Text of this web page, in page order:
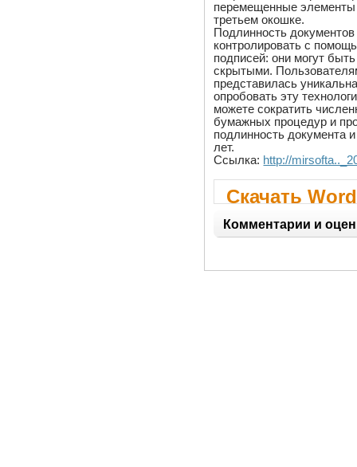
перемещенные
третьем окошке.
Подлинность
контролировать с
подписей: они могут
скрытыми.
представилась
опробовать эту
можете сократить
бумажных процедур и
подлинность документа
лет.
Ссылка: http://
Скачать
Комментарии и